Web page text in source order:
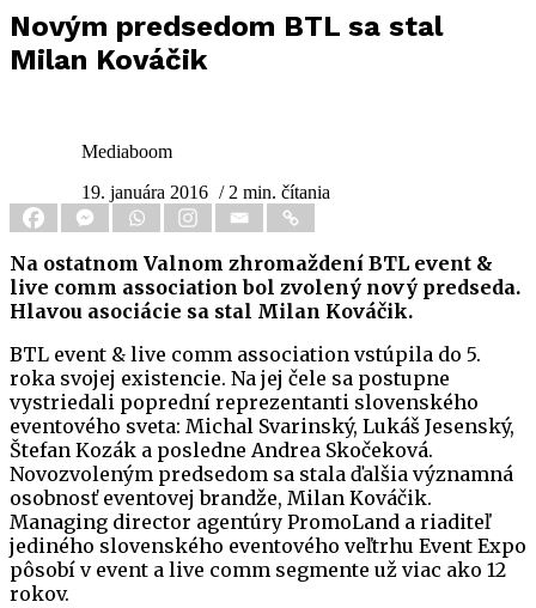
Novým predsedom BTL sa stal
Milan Kováčik
Mediaboom
19. januára 2016 / 2 min. čítania
Na ostatnom Valnom zhromaždení BTL event &
live comm association bol zvolený nový predseda.
Hlavou asociácie sa stal Milan Kováčik.
BTL event & live comm association vstúpila do 5.
roka svojej existencie. Na jej čele sa postupne
vystriedali poprední reprezentanti slovenského
eventového sveta: Michal Svarinský, Lukáš Jesenský,
Štefan Kozák a posledne Andrea Skočeková.
Novozvoleným predsedom sa stala ďalšia významná
osobnosť eventovej brandže, Milan Kováčik.
Managing director agentúry PromoLand a riaditeľ
jediného slovenského eventového veľtrhu Event Expo
pôsobí v event a live comm segmente už viac ako 12
rokov.